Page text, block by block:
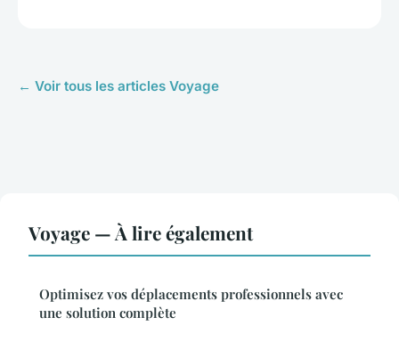
← Voir tous les articles Voyage
Voyage — À lire également
Optimisez vos déplacements professionnels avec
une solution complète